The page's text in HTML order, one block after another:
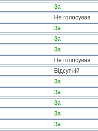
За
Не голосував
За
За
За
Не голосував
Відсутній
За
За
За
За
За